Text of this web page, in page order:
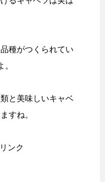
種がつくられてい
と美味しいキャベ
すね。
ンク